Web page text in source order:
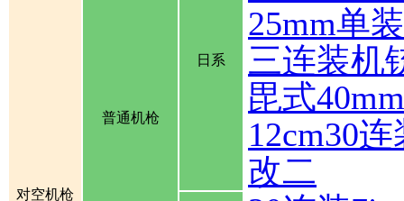
对空机枪
普通机枪
日系
25mm单
三连装机
毘式
12cm30
改二